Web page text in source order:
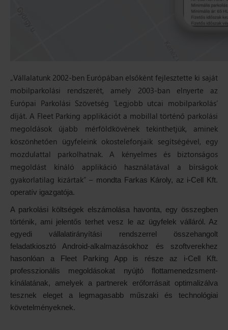
„Vállalatunk 2002-ben Európában elsőként fejlesztette ki saját
mobilparkolási rendszerét, amely 2003-ban elnyerte az
Európai Parkolási Szövetség ’Legjobb utcai mobilparkolás’
díját. A Fleet Parking applikációt a mobillal történő parkolási
megoldások újabb mérföldkövének tekinthetjük, aminek
köszönhetően ügyfeleink okostelefonjaik segítségével, egy
mozdulattal parkolhatnak. A kényelmes és biztonságos
megoldást kínáló applikáció használatával a bírságok
gyakorlatilag kizártak” – mondta Farkas Károly, az i-Cell Kft.
operatív igazgatója.
A parkolási költségek elszámolása havonta, egy összegben
történik, ami jelentős terhet vesz le az ügyfelek válláról. Az
egyedi vállalatirányítási rendszerrel összehangolt
feladatkiosztó Android-alkalmazásokhoz és szoftverekhez
hasonlóan a Fleet Parking App is része az i-Cell Kft.
professzionális megoldásokat nyújtó flottamenedzsment-
kínálatának, amelyek a partnerek erőforrásait optimalizálva
tesznek eleget a legmagasabb műszaki és technológiai
követelményeknek.